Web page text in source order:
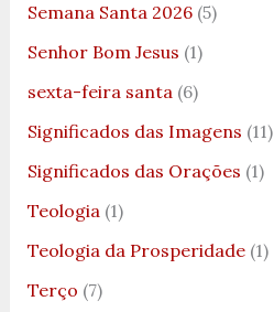
Semana Santa 2026(5)
Senhor Bom Jesus (1)
sexta-feira santa(6)
Significados das Imagens (11)
Significados das Orações (1)
Teologia(1)
Teologia da Prosperidade(1)
Terço (7)